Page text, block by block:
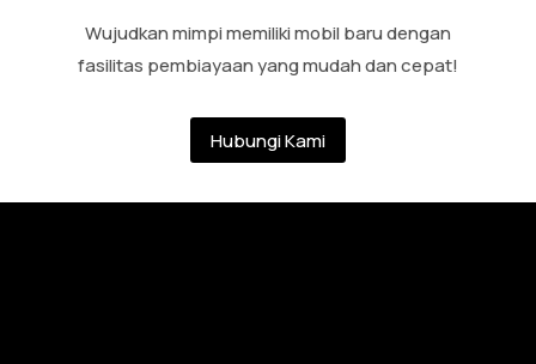
Wujudkan mimpi memiliki mobil baru dengan
fasilitas pembiayaan yang mudah dan cepat!
Hubungi Kami